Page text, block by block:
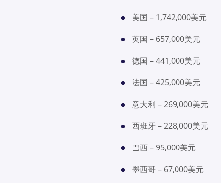
美国 – 1,742,000美元
英国 – 657,000美元
德国 – 441,000美元
法国 – 425,000美元
意大利 – 269,000美元
西班牙 – 228,000美元
巴西 – 95,000美元
墨西哥 – 67,000美元